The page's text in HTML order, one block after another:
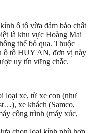
ô tô vừa đảm bảo chất
là khu vực Hoàng Mai
thể bỏ qua. Thuộc
ô tô HUY AN, đơn vị này
uy tín vững chắc.
loại xe, từ xe con (như
xe khách (Samco,
công trình (máy xúc,